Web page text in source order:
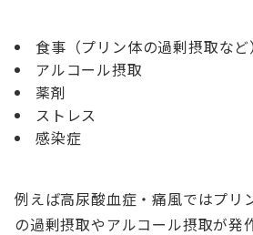
食事（プリン体の過剰摂取など
アルコール摂取
薬剤
ストレス
感染症
例えば高尿酸血症・痛風ではプリ
の過剰摂取やアルコール摂取が発